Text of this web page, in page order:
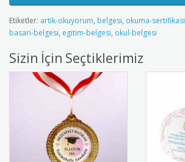
Etiketler: artik-okuyorum, belgesi, okuma-sertifikasi
basari-belgesi, egitim-belgesi, okul-belgesi
Sizin İçin Seçtiklerimiz